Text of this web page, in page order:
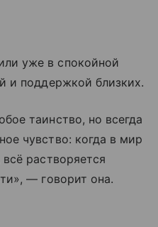
уже в спокойной
и поддержкой близких.
таинство, но всегда
чувство: когда в мир
растворяется
— говорит она.